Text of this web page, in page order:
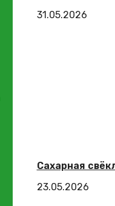
31.05.2026
Сахарная
23.05.2026